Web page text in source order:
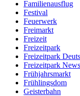
Familienausflug
Festival
Feuerwerk
Freimarkt
Freizeit
Freizeitpark
Freizeitpark
Freizeitpark News
Frühjahrsmarkt
Frühlingsdom
Geisterbahn